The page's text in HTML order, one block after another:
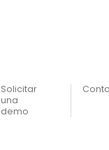
Solicitar
una
demo